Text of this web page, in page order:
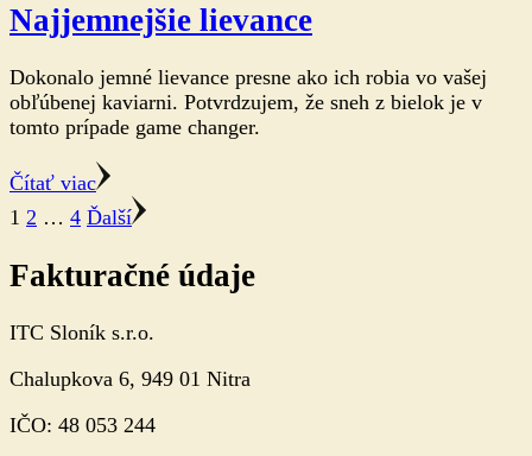
Najjemnejšie lievance
Dokonalo jemné lievance presne ako ich robia vo vašej
obľúbenej kaviarni. Potvrdzujem, že sneh z bielok je v
tomto prípade game changer.
Čítať viac
Stránkovanie
Stránku
1 Stránku
2 … Stránku
4 Ďalší
Fakturačné údaje
ITC Sloník s.r.o.
Chalupkova 6, 949 01 Nitra
IČO: 48 053 244